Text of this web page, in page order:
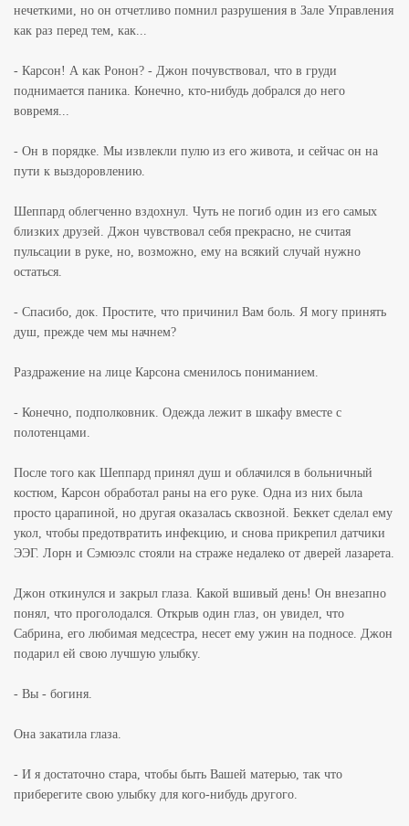
нечеткими, но он отчетливо помнил разрушения в Зале Управления
как раз перед тем, как...
- Карсон! А как Ронон? - Джон почувствовал, что в груди
поднимается паника. Конечно, кто-нибудь добрался до него
вовремя...
- Он в порядке. Мы извлекли пулю из его живота, и сейчас он на
пути к выздоровлению.
Шеппард облегченно вздохнул. Чуть не погиб один из его самых
близких друзей. Джон чувствовал себя прекрасно, не считая
пульсации в руке, но, возможно, ему на всякий случай нужно
остаться.
- Спасибо, док. Простите, что причинил Вам боль. Я могу принять
душ, прежде чем мы начнем?
Раздражение на лице Карсона сменилось пониманием.
- Конечно, подполковник. Одежда лежит в шкафу вместе с
полотенцами.
После того как Шеппард принял душ и облачился в больничный
костюм, Карсон обработал раны на его руке. Одна из них была
просто царапиной, но другая оказалась сквозной. Беккет сделал ему
укол, чтобы предотвратить инфекцию, и снова прикрепил датчики
ЭЭГ. Лорн и Сэмюэлс стояли на страже недалеко от дверей лазарета.
Джон откинулся и закрыл глаза. Какой вшивый день! Он внезапно
понял, что проголодался. Открыв один глаз, он увидел, что
Сабрина, его любимая медсестра, несет ему ужин на подносе. Джон
подарил ей свою лучшую улыбку.
- Вы - богиня.
Она закатила глаза.
- И я достаточно стара, чтобы быть Вашей матерью, так что
приберегите свою улыбку для кого-нибудь другого.